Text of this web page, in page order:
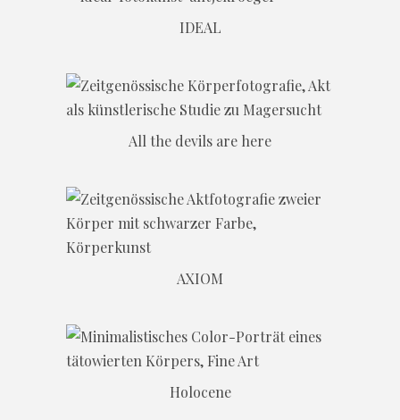
IDEAL
All the devils are here
AXIOM
Holocene